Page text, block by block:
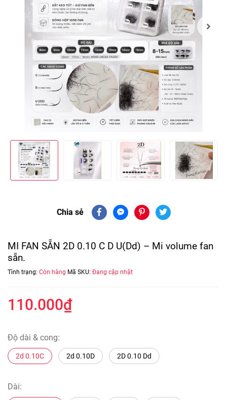
Chia sẻ
MI FAN SẴN 2D 0.10 C D U(Dd) – Mi volume fan
sẵn.
Tình trạng: Còn hàng Mã SKU: Đang cập nhật
110.000₫
Độ dài & cong:
2d 0.10C 2d 0.10D 2D 0.10 Dd
Dài: